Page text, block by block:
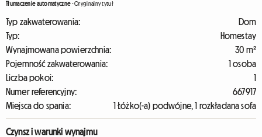
Tłumaczenie automatyczne-Oryginalny tytuł
Typ zakwaterowania:
Dom
Typ:
Homestay
Wynajmowana powierzchnia:
30 m²
Pojemność zakwaterowania:
1 osoba
Liczba pokoi:
1
Numer referencyjny:
667917
Miejsca do spania:
1 Łóżko(-a) podwójne, 1 rozkładana sofa
Czynsz i warunki wynajmu